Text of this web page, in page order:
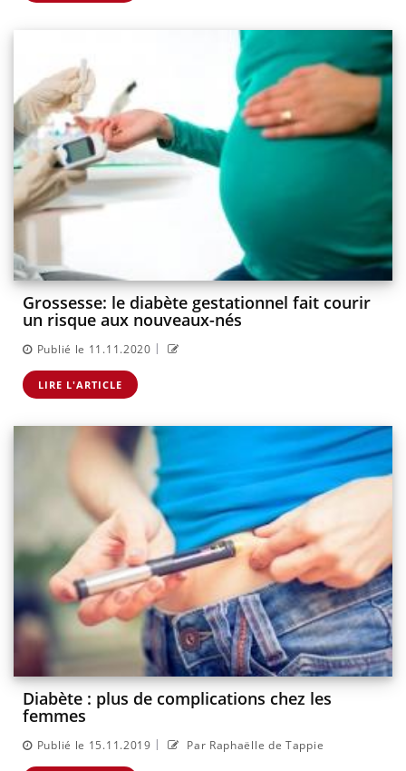
Grossesse: le diabète gestationnel fait courir
un risque aux nouveaux-nés
Publié le 11.11.2020 |
LIRE L'ARTICLE
Diabète : plus de complications chez les
femmes
Publié le 15.11.2019 | Par Raphaëlle de Tappie